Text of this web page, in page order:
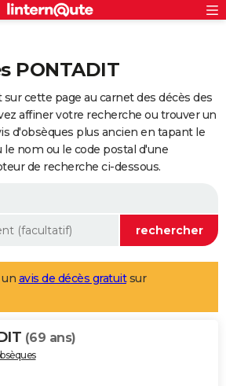
PONTADIT
cette page au carnet des décès des
affiner votre recherche ou trouver un
d'obsèques plus ancien en tapant le
nom ou le code postal d'une
de recherche ci-dessous.
avis de décès gratuitsur
(69 ans)